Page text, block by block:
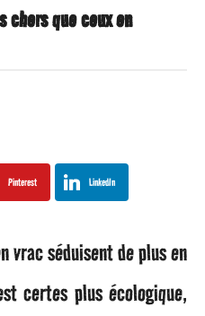
chers que ceux en
Pinterest LinkedIn
vrac séduisent de plus en
certes plus écologique,